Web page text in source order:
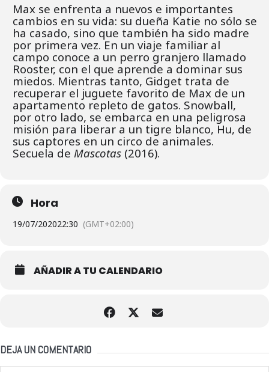
Max se enfrenta a nuevos e importantes
cambios en su vida: su dueña Katie no sólo se
ha casado, sino que también ha sido madre
por primera vez. En un viaje familiar al
campo conoce a un perro granjero llamado
Rooster, con el que aprende a dominar sus
miedos. Mientras tanto, Gidget trata de
recuperar el juguete favorito de Max de un
apartamento repleto de gatos. Snowball,
por otro lado, se embarca en una peligrosa
misión para liberar a un tigre blanco, Hu, de
sus captores en un circo de animales.
Secuela de Mascotas (2016).
Hora
19/07/202022:30 (GMT+02:00)
AÑADIR A TU CALENDARIO
DEJA UN COMENTARIO